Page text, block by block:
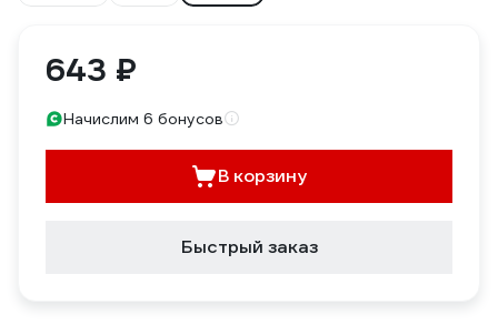
643 ₽
Начислим 6 бонусов
В корзину
Быстрый заказ